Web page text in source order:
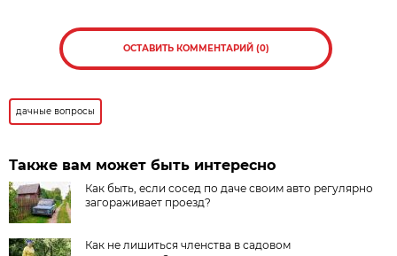
ОСТАВИТЬ КОММЕНТАРИЙ (0)
дачные вопросы
Также вам может быть интересно
Как быть, если сосед по даче своим авто регулярно
загораживает проезд?
Как не лишиться членства в садовом